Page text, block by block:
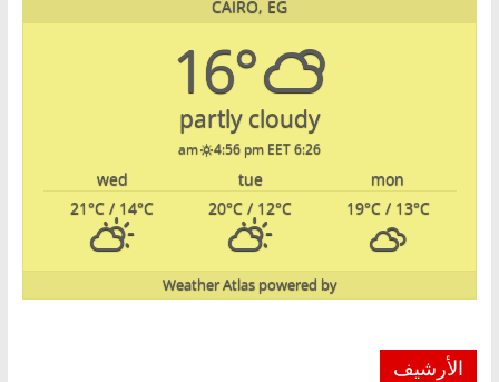
CAIRO, EG
16°
partly cloudy
6:26 am
4:56 pm EET
mon
tue
wed
19°C/ 13°C
20°C / 12°C
21°C / 14°C
powered by
Weather Atlas
الأرشيف